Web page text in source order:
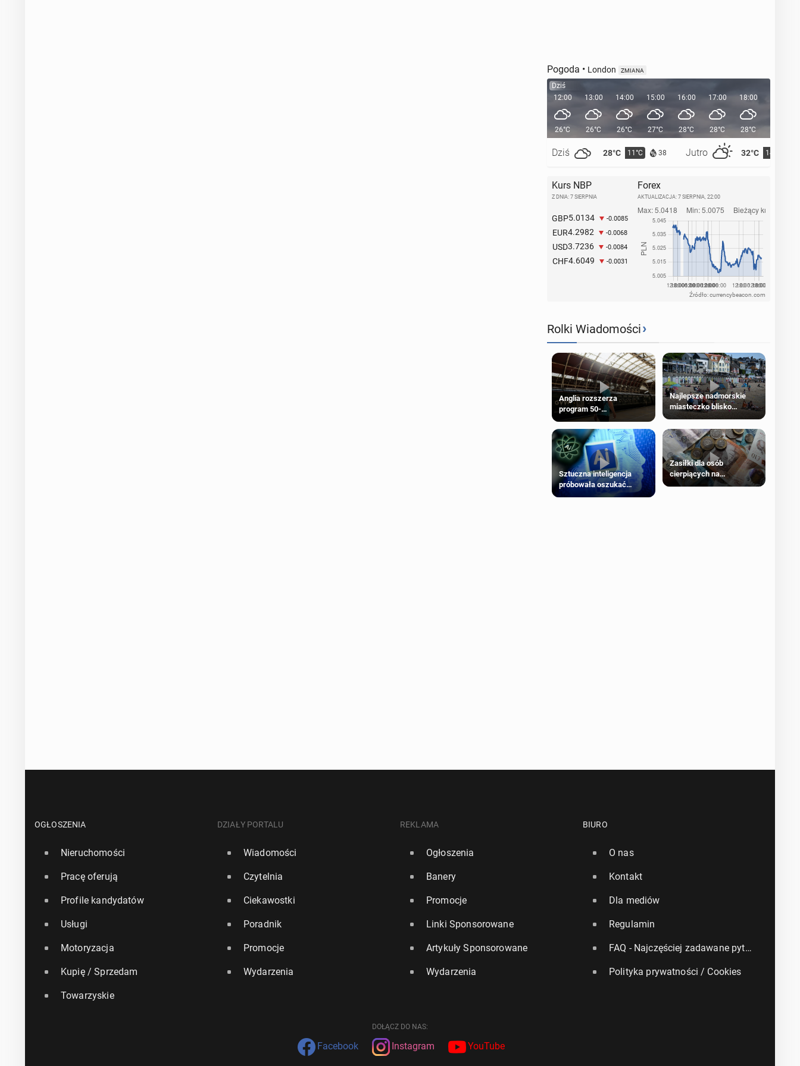
Pogoda • London ZMIANA
Dziś
12:00
26°C
Dziś 28°C 11°C 38 Jutro 32°C 14°C
13:00
26°C
14:00
26°C
15:00
27°C
16:00
28°C
17:00
28°C
18:00
28°C
Kurs NBP
Z DNIA: 7 SIERPNIA
GBP5.0134 -0.0085
EUR4.2982 -0.0068
USD3.7236 -0.0084
CHF4.6049 -0.0031
Forex
AKTUALIZACJA: 7 SIERPNIA, 22:00
Źródło: currencybeacon.com
Rolki Wiadomości›
Anglia rozszerza
program 50-
procentowych zniżek
kolejowych na 18-latków
Najlepsze nadmorskie
miasteczko blisko
Londynu
Sztuczna inteligencja
próbowała oszukać
człowieka
Zasiłki dla osób
cierpiących na
schorzenia psychiczne
OGŁOSZENIA
Nieruchomości
Pracę oferują
Profile kandydatów
Usługi
Motoryzacja
Kupię / Sprzedam
Towarzyskie
DZIAŁY PORTALU
Wiadomości
Czytelnia
Ciekawostki
Poradnik
Promocje
Wydarzenia
REKLAMA
Ogłoszenia
Banery
Promocje
Linki Sponsorowane
Artykuły Sponsorowane
Wydarzenia
BIURO
O nas
Kontakt
Dla mediów
Regulamin
FAQ - Najczęściej zadawane pytania
Polityka prywatności / Cookies
DOŁĄCZ DO NAS:
Facebook Instagram YouTube